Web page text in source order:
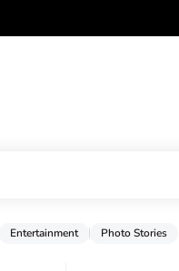
Entertainment Photo Stories